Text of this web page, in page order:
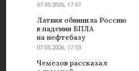
07.05.2026, 17:57
Латвия обвинила Россию
в падении БПЛА
на нефтебазу
07.05.2026, 17:53
Чемезов рассказал